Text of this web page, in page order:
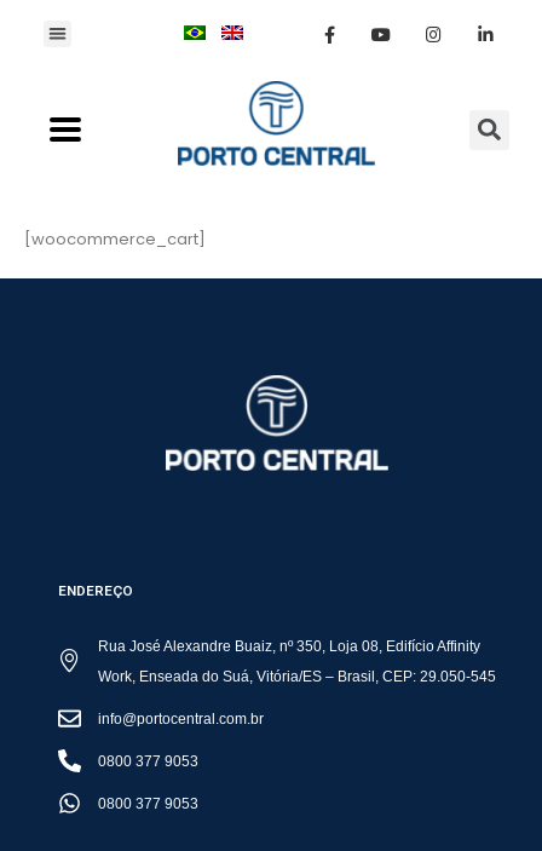
[woocommerce_cart]
ENDEREÇO
Rua José Alexandre Buaiz, nº 350, Loja 08, Edifício Affinity
Work, Enseada do Suá, Vitória/ES – Brasil, CEP: 29.050-545
info@portocentral.com.br
0800 377 9053
0800 377 9053